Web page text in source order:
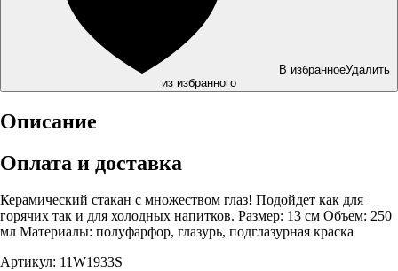
В избранноеУдалить
из избранного
Описание
Оплата и доставка
Керамический стакан с множеством глаз! Подойдет как для
горячих так и для холодных напитков. Размер: 13 см Объем: 250
мл Материалы: полуфарфор, глазурь, подглазурная краска
Артикул: 11W1933S